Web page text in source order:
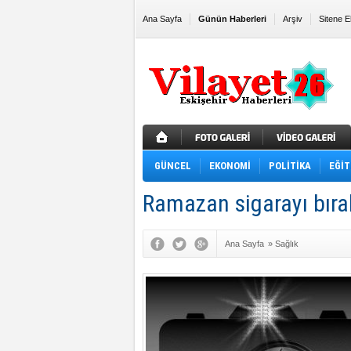
Ana Sayfa Günün Haberleri Arşiv Sitene
GÜNCEL EKONOMİ POLİTİKA
Ramazan sigarayı
Ana Sayfa » Sağlık